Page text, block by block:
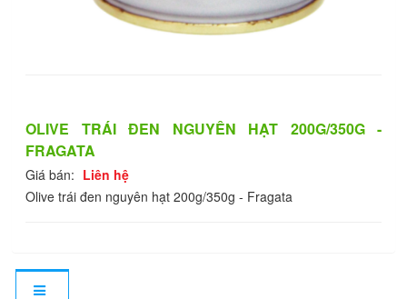
OLIVE TRÁI ĐEN NGUYÊN HẠT 200G/350G -
FRAGATA
Giá bán: Liên hệ
Olive trái đen nguyên hạt 200g/350g - Fragata